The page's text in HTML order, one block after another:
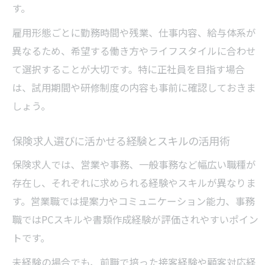
保険求人で実現する理想のワークライフバ
ランス
残業少なめの保険求人が選ばれる理由
休日や福利厚生が充実した保険求人を探す
家庭と両立できる保険業界の求人事情
す。
雇用形態ごとに勤務時間や残業、仕事内容、給与体系が
異なるため、希望する働き方やライフスタイルに合わせ
て選択することが大切です。特に正社員を目指す場合
は、試用期間や研修制度の内容も事前に確認しておきま
しょう。
保険求人選びに活かせる経験とスキルの活用術
保険求人では、営業や事務、一般事務など幅広い職種が
存在し、それぞれに求められる経験やスキルが異なりま
す。営業職では提案力やコミュニケーション能力、事務
職ではPCスキルや書類作成経験が評価されやすいポイン
トです。
未経験の場合でも、前職で培った接客経験や顧客対応経